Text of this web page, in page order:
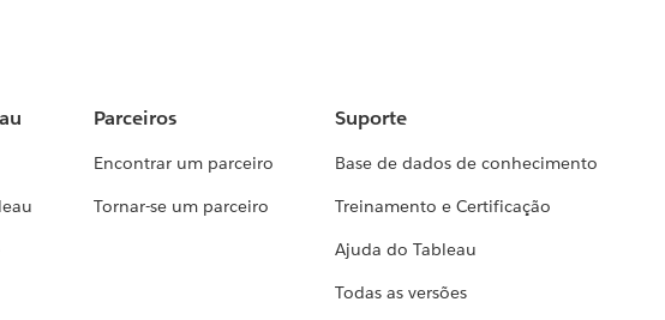
Parceiros
Encontrar um parceiro
Tornar-se um parceiro
Suporte
Base de dados de conhecimento
Treinamento e Certificação
Ajuda do Tableau
Todas as versões